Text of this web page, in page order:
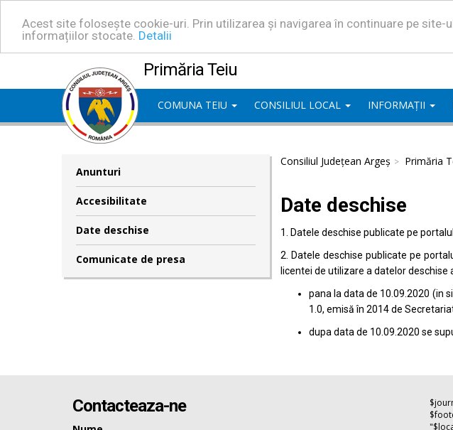
Acest site folosește cookie-uri. Prin utilizarea și navigarea în continuare pe
informațiilor stocate. Detalii
Primăria Teiu
COMUNA TEIU CONSILIUL LOCAL INFORMAȚII
Anunturi
Accesibilitate
Date deschise
Comunicate de presa
Consiliul Județean Argeș Primăria
Date deschise
1. Datele deschise publicate pe portalul
2. Datele deschise publicate pe
licentei de utilizare a datelor deschise
pana la data de 10.09.2020 (in
1.0, emisă în 2014 de
dupa data de 10.09.2020 se
Contacteaza-ne